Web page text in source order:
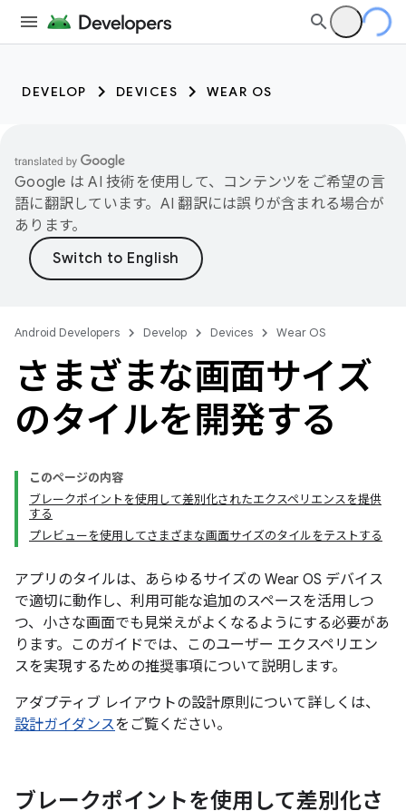
DEVELOP DEVICES WEAR OS
Google は AI 技術を使用して、コンテンツをご希望の言
語に翻訳しています。AI 翻訳には誤りが含まれる場合が
あります。
Android Developers Develop Devices Wear OS
さまざまな画面サイズ
のタイルを開発する
このページの内容
ブレークポイントを使用して差別化されたエクスペリエンスを提供
する
プレビューを使用してさまざまな画面サイズのタイルをテストする
アプリのタイルは、あらゆるサイズの Wear OS デバイス
で適切に動作し、利用可能な追加のスペースを活用しつ
つ、小さな画面でも見栄えがよくなるようにする必要があ
ります。このガイドでは、このユーザー エクスペリエン
スを実現するための推奨事項について説明します。
アダプティブ レイアウトの設計原則について詳しくは、
設計ガイダンスをご覧ください。
ブレークポイントを使用して差別化さ